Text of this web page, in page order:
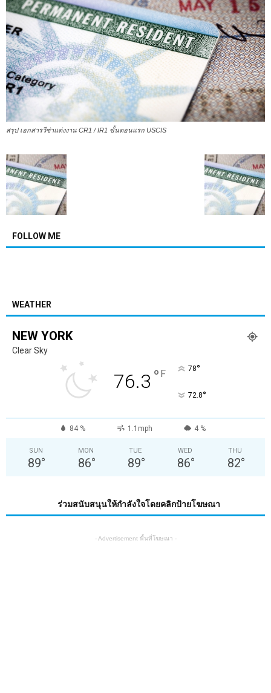
สรุป เอกสารวีซ่าแต่งงาน CR1 / IR1 ขั้นตอนแรก USCIS
FOLLOW ME
WEATHER
NEW YORK
Clear Sky
76.3 ° F 78°
72.8°
84 % 1.1mph 4 %
SUN
89°
MON
86°
TUE
89°
WED
86°
THU
82°
ร่วมสนับสนุนให้กำลังใจโดยคลิกป้ายโฆษณา
- Advertisement พื้นที่โฆษณา -